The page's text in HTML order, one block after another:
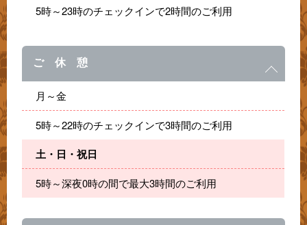
5時～23時のチェックインで2時間のご利用
ご 休 憩
月～金
5時～22時のチェックインで3時間のご利用
土・日・祝日
5時～深夜0時の間で最大3時間のご利用